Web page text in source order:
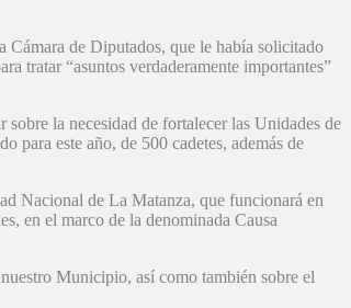
de Diputados, que le había solicitado
tratar “asuntos verdaderamente importantes”
la necesidad de fortalecer las Unidades de
para este año, de 500 cadetes, además de
Nacional de La Matanza, que funcionará en
en el marco de la denominada Causa
Municipio, así como también sobre el